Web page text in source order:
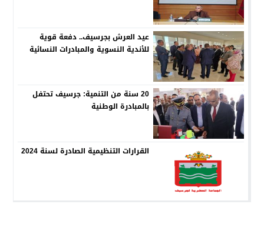
عيد العرش بجرسيف.. دفعة قوية
للأندية النسوية والمبادرات النسائية
20 سنة من التنمية: جرسيف تحتفل
بالمبادرة الوطنية
القرارات التنظيمية الصادرة لسنة 2024